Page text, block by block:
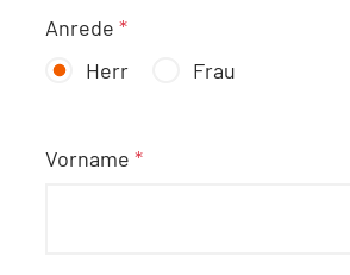
Anrede*
Herr
Frau
Vorname*